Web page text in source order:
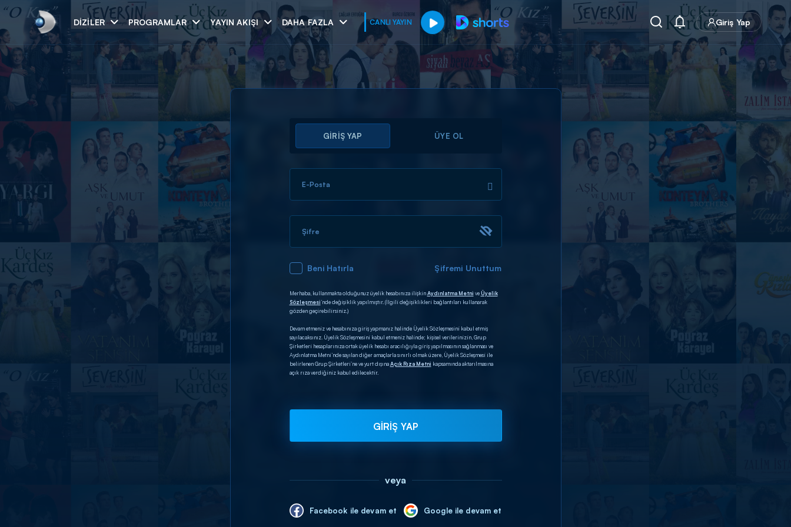
DIZILER PROGRAMLAR YAYIN AKIŞI DAHA FAZLA CANLI YAYIN Giriş Yap
Arama
ARAMA SONUÇLARI
GİRİŞ YAP ÜYE OL
E-Posta
Şifre
Beni Hatırla Şifremi Unuttum
Merhaba, kullanmakta olduğunuz üyelik hesabınıza ilişkinAydınlatma Metni veÜyelik
Sözleşmesi’nde değişiklik yapılmıştır. (İlgili değişiklikleri bağlantıları kullanarak
gözden geçirebilirsiniz.)
Devam etmeniz ve hesabınıza giriş yapmanız halinde Üyelik Sözleşmesini kabul etmiş
sayılacaksınız. Üyelik Sözleşmesini kabul etmeniz halinde; kişisel verilerinizin, Grup
Şirketleri hesaplarınıza ortak üyelik hesabı aracılığıyla giriş yapılmasının sağlanması ve
Aydınlatma Metni’nde sayılan diğer amaçlarla sınırlı olmak üzere, Üyelik Sözleşmesi ile
belirlenen Grup Şirketleri’ne ve yurt dışınaAçık Rıza Metni kapsamında aktarılmasına
açık rıza verdiğiniz kabul edilecektir.
GİRİŞ YAP
veya
Facebook ile devam et Google ile devam et